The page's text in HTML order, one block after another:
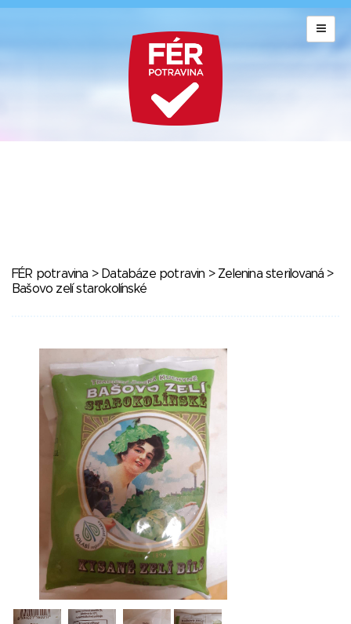
FÉR potravina > Databáze potravin > Zelenina sterilovaná >
Bašovo zelí starokolínské